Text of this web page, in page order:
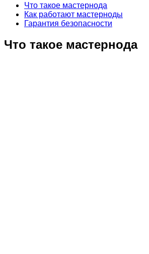
Что такое мастернода
Как работают мастерноды
Гарантия безопасности
Что такое мастернода